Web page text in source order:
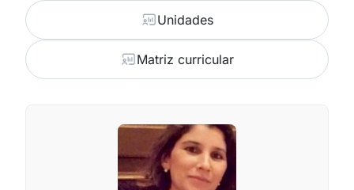
Unidades
Matriz curricular